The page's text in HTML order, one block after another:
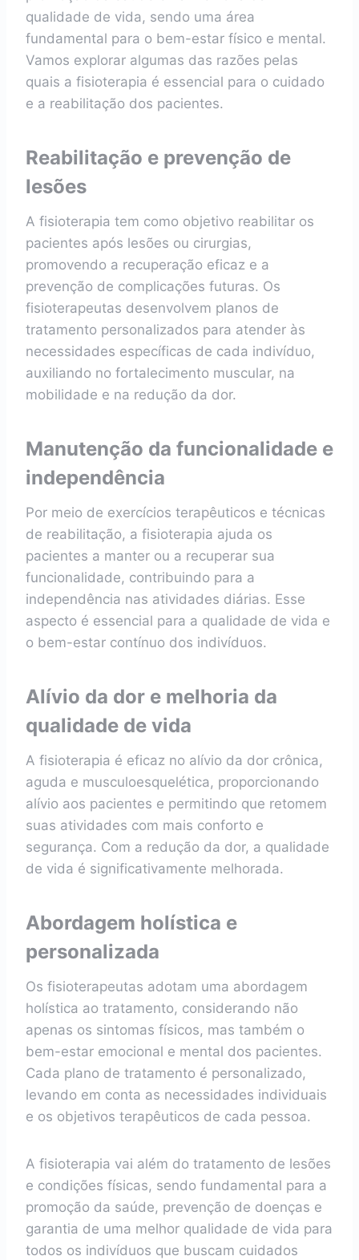
qualidade de vida, sendo uma área
fundamental para o bem-estar físico e mental.
Vamos explorar algumas das razões pelas
quais a fisioterapia é essencial para o cuidado
e a reabilitação dos pacientes.
Reabilitação e prevenção de
lesões
A fisioterapia tem como objetivo reabilitar os
pacientes após lesões ou cirurgias,
promovendo a recuperação eficaz e a
prevenção de complicações futuras. Os
fisioterapeutas desenvolvem planos de
tratamento personalizados para atender às
necessidades específicas de cada indivíduo,
auxiliando no fortalecimento muscular, na
mobilidade e na redução da dor.
Manutenção da funcionalidade e
independência
Por meio de exercícios terapêuticos e técnicas
de reabilitação, a fisioterapia ajuda os
pacientes a manter ou a recuperar sua
funcionalidade, contribuindo para a
independência nas atividades diárias. Esse
aspecto é essencial para a qualidade de vida e
o bem-estar contínuo dos indivíduos.
Alívio da dor e melhoria da
qualidade de vida
A fisioterapia é eficaz no alívio da dor crônica,
aguda e musculoesquelética, proporcionando
alívio aos pacientes e permitindo que retomem
suas atividades com mais conforto e
segurança. Com a redução da dor, a qualidade
de vida é significativamente melhorada.
Abordagem holística e
personalizada
Os fisioterapeutas adotam uma abordagem
holística ao tratamento, considerando não
apenas os sintomas físicos, mas também o
bem-estar emocional e mental dos pacientes.
Cada plano de tratamento é personalizado,
levando em conta as necessidades individuais
e os objetivos terapêuticos de cada pessoa.
A fisioterapia vai além do tratamento de lesões
e condições físicas, sendo fundamental para a
promoção da saúde, prevenção de doenças e
garantia de uma melhor qualidade de vida para
todos os indivíduos que buscam cuidados